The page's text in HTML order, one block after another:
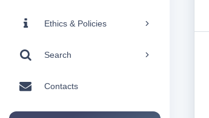
Ethics & Policies
Search
Contacts